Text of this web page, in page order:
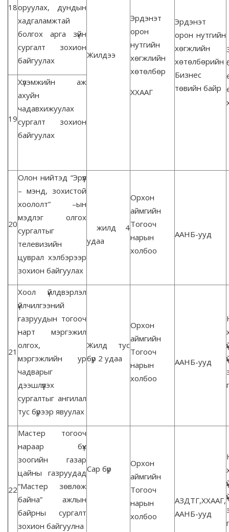
18оруулах, дундын
хадгаламжтай
болгох арга зүйн
сургалт зохион
байгуулах
Жилдээ
Эрдэнэт
орон
нутгийн
хөгжлийн
хөтөлбөр
ХХААГ
Эрдэнэт
орон нутгийн
хөгжлийн
хөтөлбөрийн
Бизнес
төвийн байр
19
Хүлэмжийн аж
ахуйн
чадавхижуулах
сургалт зохион
байгуулах
20
Олон нийтэд “Эрүүл
– мэнд, зохистой
хоололт” –ын
мэдлэг олгох
сургалтыг
телевизийн
цуврал хэлбэрээр
зохион байгуулах
жилд 4
удаа
Орхон
аймгийн
Тогооч
нарын
холбоо
ААНБ-ууд
21
Хоол үйлдвэрлэл
үйлчилгээний
газруудын тогооч
нарт мэргэжил
олгох,
мэргэжлийн ур
чадварыг
дээшлүүлэх
сургалтыг ангилал
тус бүрээр явуулах
Жилд тус
бүр 2 удаа
Орхон
аймгийн
Тогооч
нарын
холбоо
ААНБ-ууд
22
Мастер тогооч
нараар бүх
зоогийн газар
цайны газруудад
“Мастер зөвлөж
байна” ажлын
байрны сургалт
зохион байгуулна
Сар бүр
Орхон
аймгийн
Тогооч
нарын
холбоо
АЗДТГ,ХХААГ,
ААНБ-ууд